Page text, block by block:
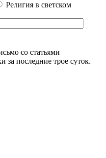
Религия в светском
со статьями
последние трое суток.